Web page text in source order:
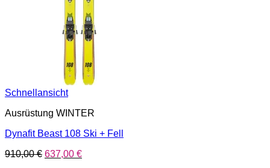
Schnellansicht
Ausrüstung WINTER
Dynafit Beast 108 Ski + Fell
910,00€ Ursprünglicher
637,00 €Aktueller